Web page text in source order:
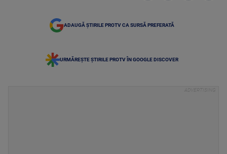
ADAUGĂ ȘTIRILE PROTV CA SURSĂ PREFERATĂ
URMĂREȘTE ȘTIRILE PROTV ÎN GOOGLE DISCOVER